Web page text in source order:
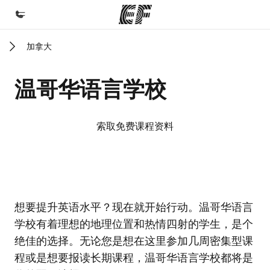
课程
企业文化
职业发展
加入我们
加拿大
温哥华语言学校
索取免费课程资料
想要提升英语水平？现在就开始行动。温哥华语言
学校有着理想的地理位置和热情四射的学生，是个
绝佳的选择。无论您是想在这里参加几周密集型课
程或是想要报读长期课程，温哥华语言学校都将是